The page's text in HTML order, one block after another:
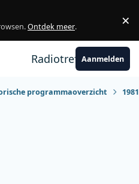
Ontdek meer. ×
RadiotrefpuntAanmelden
programmaoverzicht 1981